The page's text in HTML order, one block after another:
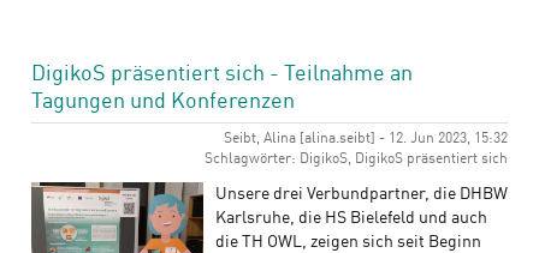
DigikoS präsentiert sich - Teilnahme an
Tagungen und Konferenzen
Seibt, Alina [alina.seibt] - 12. Jun 2023, 15:32
Schlagwörter: DigikoS, DigikoS präsentiert sich
Unsere drei Verbundpartner, die DHBW
Karlsruhe, die HS Bielefeld und auch
die TH OWL, zeigen sich seit Beginn